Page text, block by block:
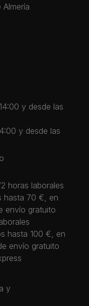
y desde las
y desde las
horas laborales
hasta 70 €, en
envío gratuito
hasta 100 €, en
envío gratuito
y